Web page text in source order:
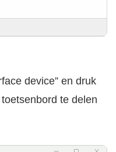
device” en druk
toetsenbord te delen